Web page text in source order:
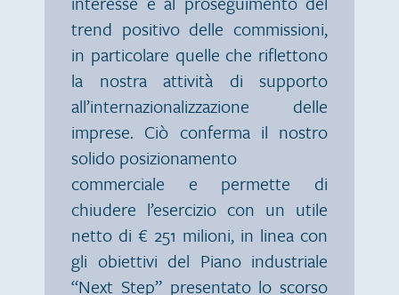
trend positivo delle commissioni,
in particolare quelle che riflettono
la nostra attività di supporto
all’internazionalizzazione delle
imprese. Ciò conferma il nostro
solido posizionamento
commerciale e permette di
chiudere l’esercizio con un utile
netto di € 251 milioni, in linea con
gli obiettivi del Piano industriale
“Next Step” presentato lo scorso